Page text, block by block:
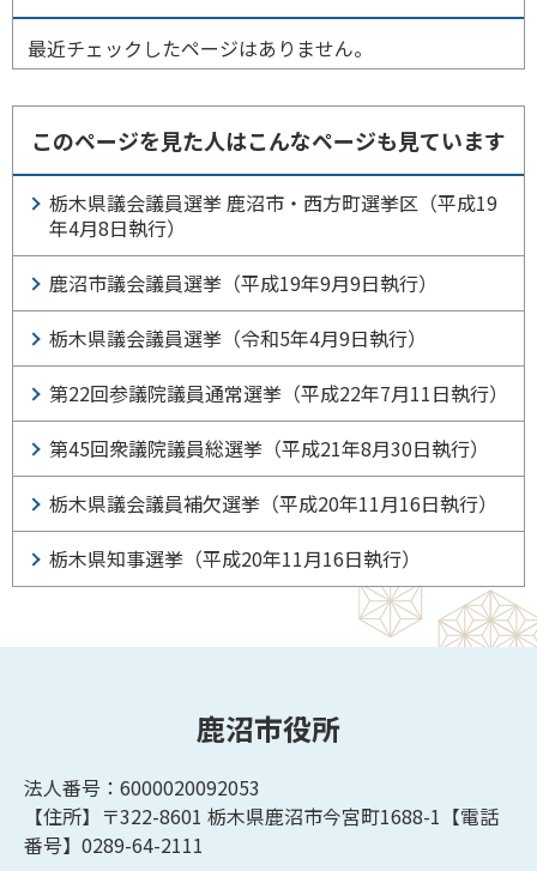
最近チェックしたページはありません。
このページを見た人はこんなページも見ています
栃木県議会議員選挙 鹿沼市・西方町選挙区（平成19
年4月8日執行）
鹿沼市議会議員選挙（平成19年9月9日執行）
栃木県議会議員選挙（令和5年4月9日執行）
第22回参議院議員通常選挙（平成22年7月11日執行）
第45回衆議院議員総選挙（平成21年8月30日執行）
栃木県議会議員補欠選挙（平成20年11月16日執行）
栃木県知事選挙（平成20年11月16日執行）
鹿沼市役所
法人番号：6000020092053
【住所】〒322-8601 栃木県鹿沼市今宮町1688-1【電話
番号】0289-64-2111